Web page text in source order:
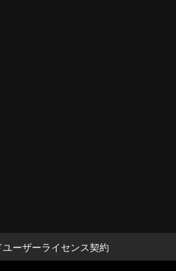
ユーザーライセンス契約